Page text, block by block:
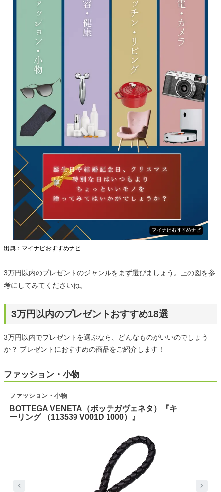
出典：マイナビおすすめナビ
3万円以内のプレゼントのジャンルをまず選びましょう。上の図を参
考にしてみてくださいね。
3万円以内のプレゼントおすすめ18選
3万円以内でプレゼントを選ぶなら、どんなものがいいのでしょう
か？ プレゼントにおすすめの商品をご紹介します！
ファッション・小物
BOTTEGA VENETA（ボッテガヴェネタ）『キ
ーリング （113539 V001D 1000）』
ファッション・小物